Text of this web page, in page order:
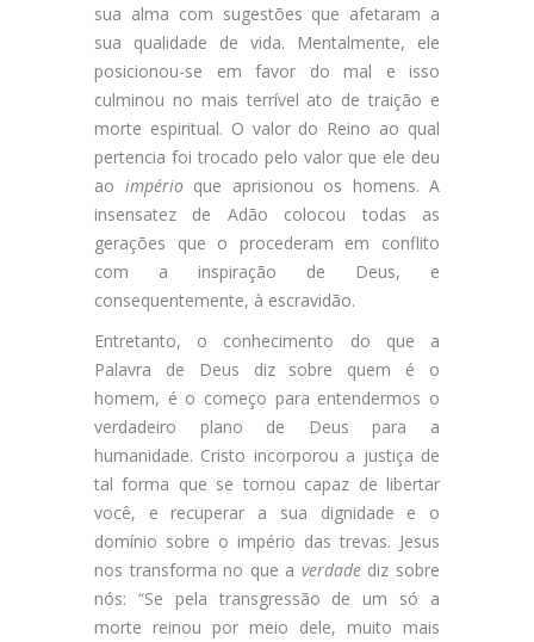
sua alma com sugestões que afetaram a
sua qualidade de vida. Mentalmente, ele
posicionou-se em favor do mal e isso
culminou no mais terrível ato de traição e
morte espiritual. O valor do Reino ao qual
pertencia foi trocado pelo valor que ele deu
ao império que aprisionou os homens. A
insensatez de Adão colocou todas as
gerações que o procederam em conflito
com a inspiração de Deus, e
consequentemente, à escravidão.
Entretanto, o conhecimento do que a
Palavra de Deus diz sobre quem é o
homem, é o começo para entendermos o
verdadeiro plano de Deus para a
humanidade. Cristo incorporou a justiça de
tal forma que se tornou capaz de libertar
você, e recuperar a sua dignidade e o
domínio sobre o império das trevas. Jesus
nos transforma no que a verdadediz sobre
nós: “Se pela transgressão de um só a
morte reinou por meio dele, muito mais